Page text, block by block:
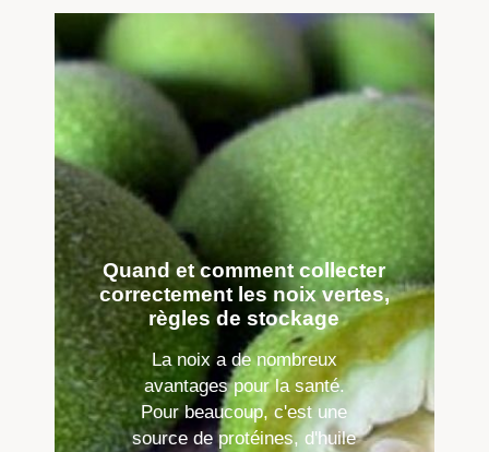
Quand et comment collecter
correctement les noix vertes,
règles de stockage
La noix a de nombreux
avantages pour la santé.
Pour beaucoup, c'est une
source de protéines, d'huile